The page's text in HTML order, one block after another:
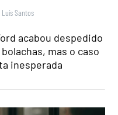
Luís Santos
acabou despedido
mas o caso
inesperada